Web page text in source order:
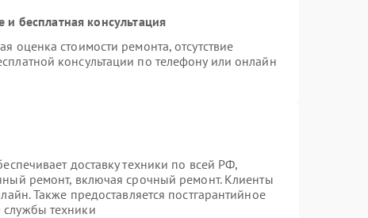
бесплатная консультация
оценка стоимости ремонта, отсутствие
консультации по телефону или онлайн
доставку техники по всей РФ,
ремонт, включая срочный ремонт. Клиенты
Также предоставляется постгарантийное
техники